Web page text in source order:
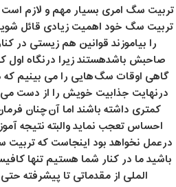
تربیت سگ امری بسیار مهم و لازم
تربیت سگ خود اهمیت زیادی قائل
را بیاموزندقوانین هم زیستی در
صاحبش باشدهستند زیرا درنگاه اول
گاهی اوقات سگهایی را می بینیم
درنهایت جذابیت خویش را از دست
کمتری داشته باشند اما آنچنان
احساس تعجب نماید والبته نتیجه
درعمل نخواهد بود اینجاست که
باشید ما در کنار شما هستیم تنها
الملی از مقدماتی تا پیشرفته